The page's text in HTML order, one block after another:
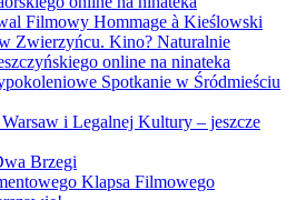
Filmowy Hommage à Kieślowski
Zwierzyńcu. Kino? Naturalnie
online na ninateka
Spotkanie w Śródmieściu
i Legalnej Kultury – jeszcze
Brzegi
Klapsa Filmowego